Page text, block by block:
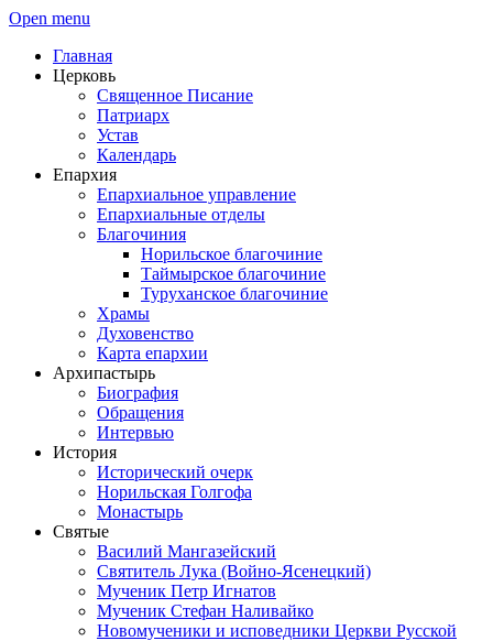
Open menu
Главная
Церковь
Священное Писание
Патриарх
Устав
Календарь
Епархия
Епархиальное управление
Епархиальные отделы
Благочиния
Норильское благочиние
Таймырское благочиние
Туруханское благочиние
Храмы
Духовенство
Карта епархии
Архипастырь
Биография
Обращения
Интервью
История
Исторический очерк
Норильская Голгофа
Монастырь
Святые
Василий Мангазейский
Святитель Лука (Войно-Ясенецкий)
Мученик Петр Игнатов
Мученик Стефан Наливайко
Новомученики и исповедники Церкви Русской